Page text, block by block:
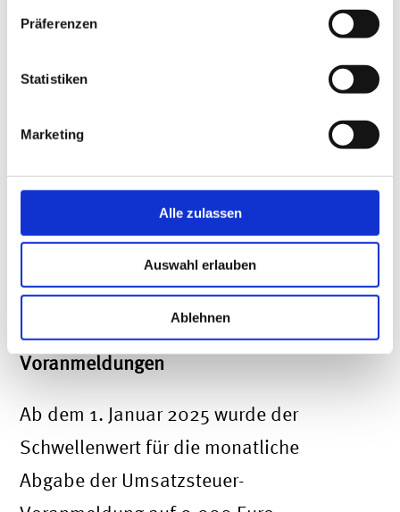
Präferenzen
Statistiken
Marketing
Alle zulassen
Auswahl erlauben
Ablehnen
1.1.2025 gelten höhere Umsatzgrenzen.
Gesamtumsätze im vorangegangenen
überschritten haben und
Gesamtumsatz im laufenden
Kalenderjahr darf nicht mehr als
100.000 Euro betragen.
Anhebung des Schwellenwerts für die
monatliche Abgabe von Umsatzsteuer-
Voranmeldungen
Ab dem 1. Januar 2025 wurde der
Schwellenwert für die monatliche
Abgabe der Umsatzsteuer-